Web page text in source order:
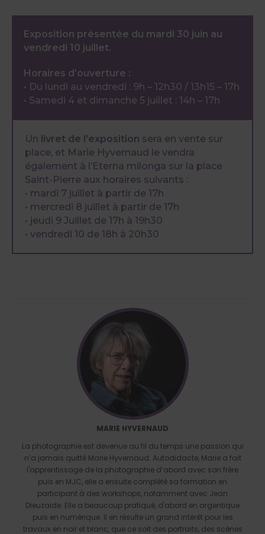
Exposition présentée du mardi 30 juin au
vendredi 10 juillet.
Horaires d’ouverture :
• Du lundi au vendredi : 9h – 12h30 / 13h15 – 17h
• Samedi 4 et dimanche 5 juillet : 14h – 17h
Un livret de l’exposition sera en vente sur
place, et Marie Hyvernaud le vendra
également à l’Eterna milonga sur la place
Saint-Pierre aux horaires suivants :
• mardi 7 juillet à partir de 17h
• mercredi 8 juillet à partir de 17h
• jeudi 9 Juillet de 17h à 19h30
• vendredi 10 de 18h à 20h30
MARIE HYVERNAUD
La photographie est devenue au fil du temps une passion qui
n’a jamais quitté Marie Hyvernaud. Autodidacte, Marie a fait
l'apprentissage de la photographie d’abord avec son frère
puis en MJC, elle a ensuite complété sa formation en
participant à des workshops, notamment avec Jean
Dieuzaide. Elle a beaucoup pratiqué, d'abord en argentique
puis en numérique. Il en résulte un grand intérêt pour les
travaux en noir et blanc, que ce soit des portraits, des scènes